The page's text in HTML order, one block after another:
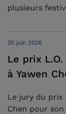
plusieurs
30 juin 2026
Le prix
à Yawen
Le jury du prix
Chen pour